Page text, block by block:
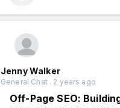
Jenny Walker
General Chat . 2 years ago
Off-Page SEO: